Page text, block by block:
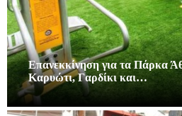
Επανεκκίνηση για τα Πάρκα
Καρυώτι, Γαρδίκι και…